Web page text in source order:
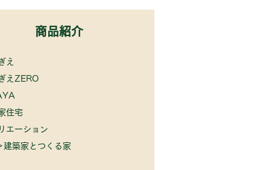
商品紹介
え
えZERO
住宅
エーション
家とつくる家